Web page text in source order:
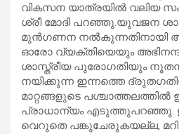
വികസന യാത്രയിൽ വലിയ
ശ്രീ മോദി പറഞ്ഞു.യുവജന
മുൻഗണന നൽകുന്നതിനായി
ഓരോ വ്യക്തിയെയും
ശാസ്ത്രീയ പുരോഗതിയും
നയിക്കുന്ന ഇന്നത്തെ
മാറ്റങ്ങളുടെ പശ്ചാത്തലത്തിൽ
പ്രാധാന്യം എടുത്തുപറഞ്ഞു.
വെറുതെ പങ്കുചേരുകയല്ല,